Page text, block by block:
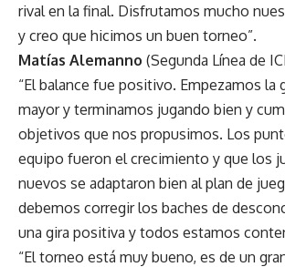
rival en la final. Disfrutamos mucho
y creo que hicimos un buen torneo”.
Matías Alemanno (Segunda Línea de
“El balance fue positivo. Empezamos la
mayor y terminamos jugando bien y
objetivos que nos propusimos. Los
equipo fueron el crecimiento y que los
nuevos se adaptaron bien al plan de
debemos corregir los baches de
una gira positiva y todos estamos
“El torneo está muy bueno, es de un